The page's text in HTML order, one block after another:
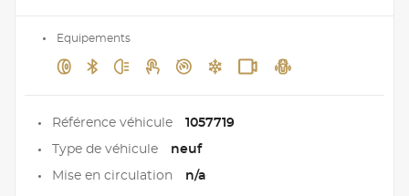
Equipements
Référence véhicule 1057719
Type de véhicule neuf
Mise en circulation n/a